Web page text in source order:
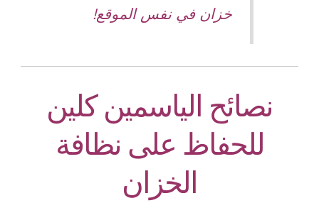
خزان في نفس الموقع!
نصائح الياسمين كلين
للحفاظ على نظافة
الخزان